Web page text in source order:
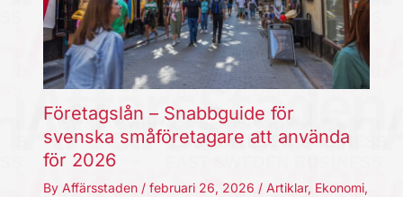
Företagslån – Snabbguide för
svenska småföretagare att använda
för 2026
By Affärsstaden / februari 26, 2026 / Artiklar, Ekonomi,